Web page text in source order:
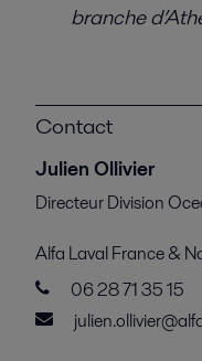
branche
Contact
Julien Ollivier
Directeur Division
Alfa Laval France &
06 28 71 35 15